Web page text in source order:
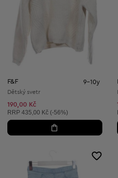
F&F 9-10y
Dětský svetr
190,00 Kč
Doporučená cena:
RRP 435,00 Kč (-56%)